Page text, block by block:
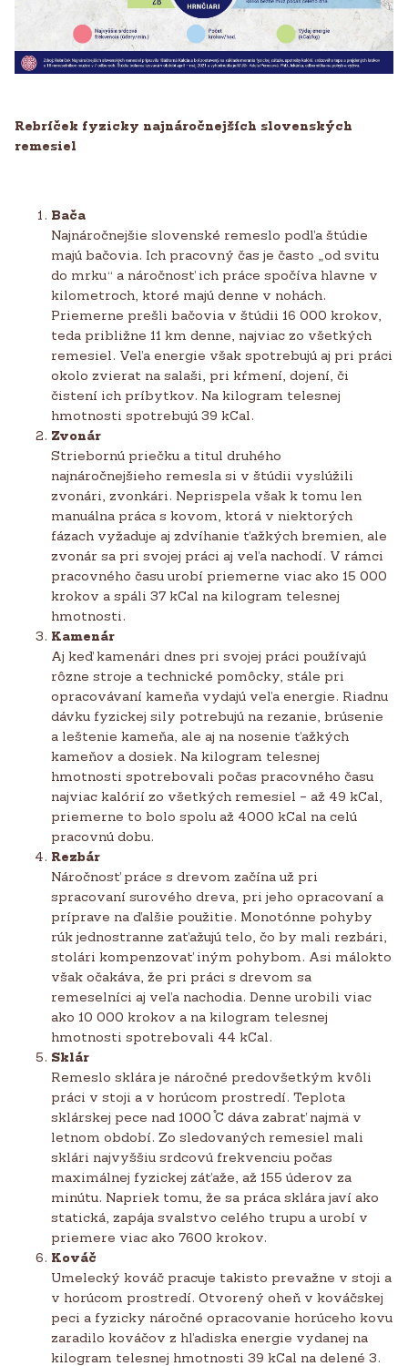
Rebríček fyzicky najnáročnejších slovenských
remesiel
Bača
Najnáročnejšie slovenské remeslo podľa štúdie
majú bačovia. Ich pracovný čas je často „od svitu
do mrku“ a náročnosť ich práce spočíva hlavne v
kilometroch, ktoré majú denne v nohách.
Priemerne prešli bačovia v štúdii 16 000 krokov,
teda približne 11 km denne, najviac zo všetkých
remesiel. Veľa energie však spotrebujú aj pri práci
okolo zvierat na salaši, pri kŕmení, dojení, či
čistení ich príbytkov. Na kilogram telesnej
hmotnosti spotrebujú 39 kCal.
Zvonár
Striebornú priečku a titul druhého
najnáročnejšieho remesla si v štúdii vyslúžili
zvonári, zvonkári. Neprispela však k tomu len
manuálna práca s kovom, ktorá v niektorých
fázach vyžaduje aj zdvíhanie ťažkých bremien, ale
zvonár sa pri svojej práci aj veľa nachodí. V rámci
pracovného času urobí priemerne viac ako 15 000
krokov a spáli 37 kCal na kilogram telesnej
hmotnosti.
Kamenár
Aj keď kamenári dnes pri svojej práci používajú
rôzne stroje a technické pomôcky, stále pri
opracovávaní kameňa vydajú veľa energie. Riadnu
dávku fyzickej sily potrebujú na rezanie, brúsenie
a leštenie kameňa, ale aj na nosenie ťažkých
kameňov a dosiek. Na kilogram telesnej
hmotnosti spotrebovali počas pracovného času
najviac kalórií zo všetkých remesiel – až 49 kCal,
priemerne to bolo spolu až 4000 kCal na celú
pracovnú dobu.
Rezbár
Náročnosť práce s drevom začína už pri
spracovaní surového dreva, pri jeho opracovaní a
príprave na ďalšie použitie. Monotónne pohyby
rúk jednostranne zaťažujú telo, čo by mali rezbári,
stolári kompenzovať iným pohybom. Asi málokto
však očakáva, že pri práci s drevom sa
remeselníci aj veľa nachodia. Denne urobili viac
ako 10 000 krokov a na kilogram telesnej
hmotnosti spotrebovali 44 kCal.
Sklár
Remeslo sklára je náročné predovšetkým kvôli
práci v stoji a v horúcom prostredí. Teplota
sklárskej pece nad 1000 ֯C dáva zabrať najmä v
letnom období. Zo sledovaných remesiel mali
sklári najvyššiu srdcovú frekvenciu počas
maximálnej fyzickej záťaže, až 155 úderov za
minútu. Napriek tomu, že sa práca sklára javí ako
statická, zapája svalstvo celého trupu a urobí v
priemere viac ako 7600 krokov.
Kováč
Umelecký kováč pracuje takisto prevažne v stoji a
v horúcom prostredí. Otvorený oheň v kováčskej
peci a fyzicky náročné opracovanie horúceho kovu
zaradilo kováčov z hľadiska energie vydanej na
kilogram telesnej hmotnosti 39 kCal na delené 3.